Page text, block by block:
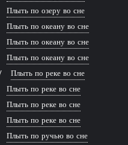
Плыть по озеру во сне
Плыть по океану во сне
Плыть по океану во сне
Плыть по океану во сне
Плыть по реке во сне
Плыть по реке во сне
Плыть по реке во сне
Плыть по реке во сне
Плыть по ручью во сне